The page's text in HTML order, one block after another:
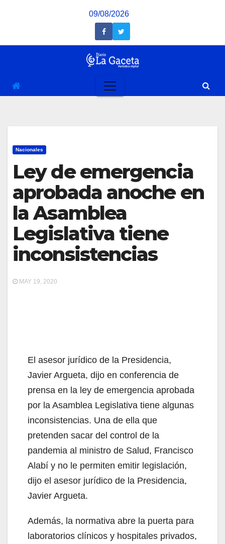
09/08/2026
Nacionales
Ley de emergencia
aprobada anoche en
la Asamblea
Legislativa tiene
inconsistencias
MAY 19, 2020
El asesor jurídico de la Presidencia,
Javier Argueta, dijo en conferencia de
prensa en la ley de emergencia aprobada
por la Asamblea Legislativa tiene algunas
inconsistencias. Una de ella que
pretenden sacar del control de la
pandemia al ministro de Salud, Francisco
Alabí y no le permiten emitir legislación,
dijo el asesor jurídico de la Presidencia,
Javier Argueta.
Además, la normativa abre la puerta para
laboratorios clínicos y hospitales privados,